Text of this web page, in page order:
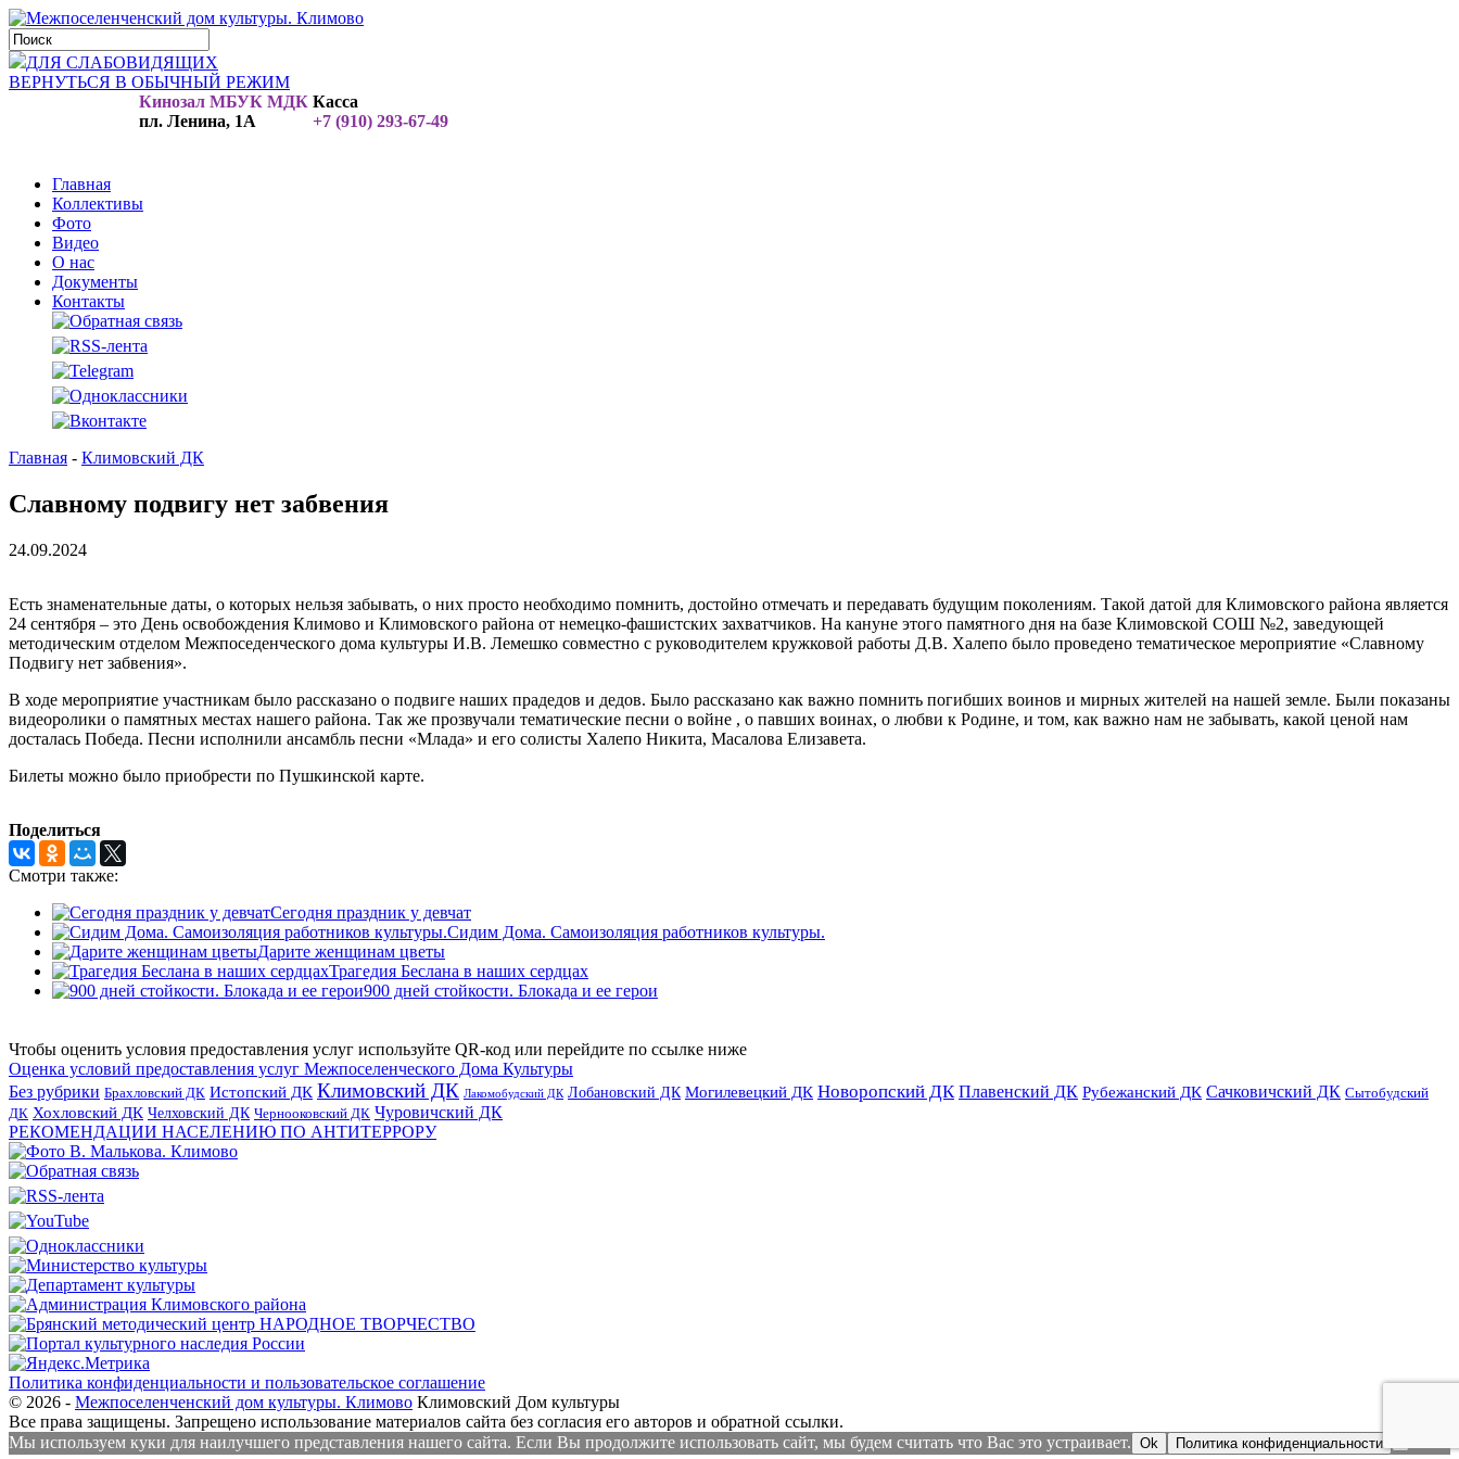
ДЛЯ СЛАБОВИДЯЩИХ
ВЕРНУТЬСЯ В ОБЫЧНЫЙ РЕЖИМ
Кинозал МБУК МДК
пл. Ленина, 1А
Касса
+7 (910) 293-67-49
Главная
Коллективы
Фото
Видео
О нас
Документы
Контакты
Главная - Климовский ДК
Славному подвигу нет забвения
24.09.2024
Есть знаменательные даты, о которых нельзя забывать, о них просто необходимо помнить, достойно отмечать и передавать будущим поколениям. Такой датой для Климовского района является
24 сентября – это День освобождения Климово и Климовского района от немецко-фашистских захватчиков. На кануне этого памятного дня на базе Климовской СОШ №2, заведующей
методическим отделом Межпоседенческого дома культуры И.В. Лемешко совместно с руководителем кружковой работы Д.В. Халепо было проведено тематическое мероприятие «Славному
Подвигу нет забвения».
В ходе мероприятие участникам было рассказано о подвиге наших прадедов и дедов. Было рассказано как важно помнить погибших воинов и мирных жителей на нашей земле. Были показаны
видеоролики о памятных местах нашего района. Так же прозвучали тематические песни о войне , о павших воинах, о любви к Родине, и том, как важно нам не забывать, какой ценой нам
досталась Победа. Песни исполнили ансамбль песни «Млада» и его солисты Халепо Никита, Масалова Елизавета.
Билеты можно было приобрести по Пушкинской карте.
Поделиться
Смотри также:
Сегодня праздник у девчат
Сидим Дома. Самоизоляция работников культуры.
Дарите женщинам цветы
Трагедия Беслана в наших сердцах
900 дней стойкости. Блокада и ее герои
Чтобы оценить условия предоставления услуг используйте QR-код или перейдите по ссылке ниже
Оценка условий предоставления услуг Межпоселенческого Дома Культуры
Без рубрики Брахловский ДК Истопский ДК Климовский ДК Лакомобудский ДК Лобановский ДК Могилевецкий ДК Новоропский ДК Плавенский ДК Рубежанский ДК Сачковичский ДК Сытобудский
ДК Хохловский ДК Челховский ДК Чернооковский ДК Чуровичский ДК
РЕКОМЕНДАЦИИ НАСЕЛЕНИЮ ПО АНТИТЕРРОРУ
Политика конфиденциальности и пользовательское соглашение
© 2026 - Межпоселенченский дом культуры. Климово Климовский Дом культуры
Все права защищены. Запрещено использование материалов сайта без согласия его авторов и обратной ссылки.
Мы используем куки для наилучшего представления нашего сайта. Если Вы продолжите использовать сайт, мы будем считать что Вас это устраивает. Ok Политика конфиденциальности